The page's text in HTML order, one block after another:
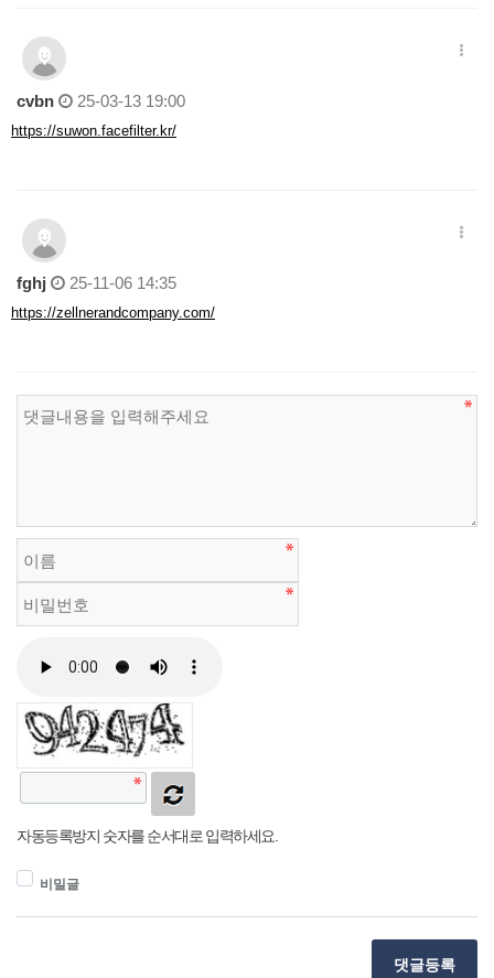
cvbn 25-03-13 19:00
https://suwon.facefilter.kr/
fghj 25-11-06 14:35
https://zellnerandcompany.com/
자동등록방지 숫자를 순서대로 입력하세요.
비밀글
댓글등록